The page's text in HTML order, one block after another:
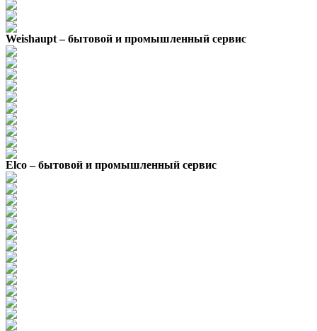
Weishaupt – бытовой и промышленный сервис
Elco – бытовой и промышленный сервис